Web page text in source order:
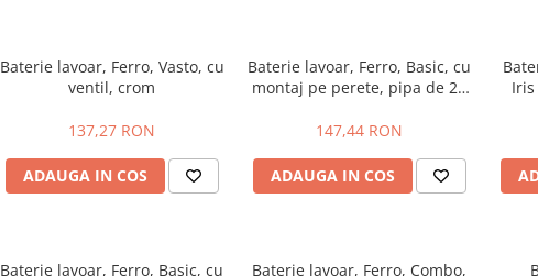
Baterie lavoar, Ferro, Vasto, cu
ventil, crom
137,27 RON
ADAUGA IN COS
Baterie lavoar, Ferro, Basic, cu
montaj pe perete, pipa de 22
147,44 RON
ADAUGA IN COS
Baterie lavoar, Ferro, Basic, cu
Baterie lavoar, Ferro, Combo,